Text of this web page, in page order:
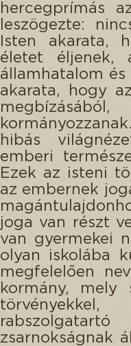
hercegprímás
leszögezte:
Isten akarata,
életet éljenek,
államhatalom
akarata, hogy
hibás
emberi
Ezek az isteni
az embernek
joga van részt
van gyermekei
olyan iskolába
megfelelően
kormány, mely
zsarnokságnak